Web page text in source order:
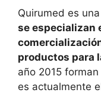
Quirumed es
se especializan
productos para
año 2015
es actualmente